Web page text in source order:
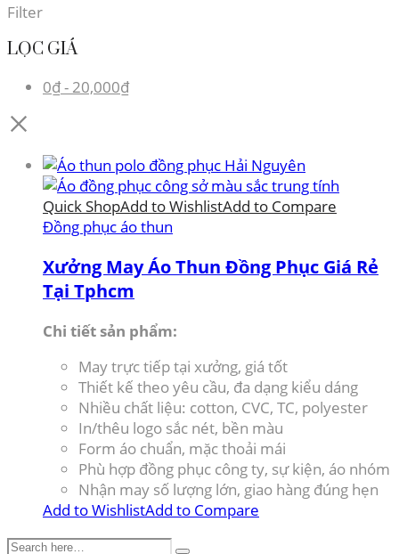
Filter
LỌC GIÁ
0₫- 20,000₫
Quick ShopAdd to WishlistAdd to Compare
Đồng phục áo thun
Xưởng May Áo Thun Đồng Phục Giá Rẻ
Tại Tphcm
Chi tiết sản phẩm:
May trực tiếp tại xưởng, giá tốt
Thiết kế theo yêu cầu, đa dạng kiểu dáng
Nhiều chất liệu: cotton, CVC, TC, polyester
In/thêu logo sắc nét, bền màu
Form áo chuẩn, mặc thoải mái
Phù hợp đồng phục công ty, sự kiện, áo nhóm
Nhận may số lượng lớn, giao hàng đúng hẹn
Add to WishlistAdd to Compare